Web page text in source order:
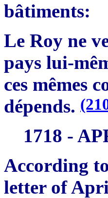
bâtiments:
Le Roy ne
pays lui-
ces mêmes
dépends.
1718 -
According
letter of